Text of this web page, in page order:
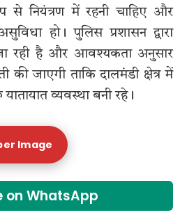
से नियंत्रण में रहनी चाहिए और
हो। पुलिस प्रशासन द्वारा
जा रही है और आवश्यकता अनुसार
की जाएगी ताकि दालमंडी क्षेत्र में
व्यवस्था बनी रहे।
Image
on WhatsApp